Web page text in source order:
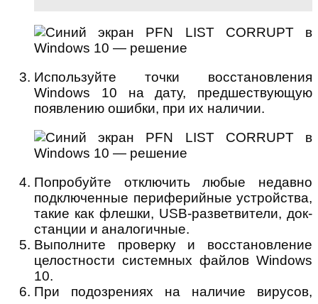
Используйте точки восстановления
Windows 10 на дату, предшествующую
появлению ошибки, при их наличии.
Попробуйте отключить любые недавно
подключенные периферийные устройства,
такие как флешки, USB-разветвители, док-
станции и аналогичные.
Выполните проверку и восстановление
целостности системных файлов Windows
10.
При подозрениях на наличие вирусов,